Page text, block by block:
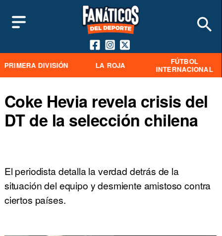
PRIMERA DIVISIÓN LA ROJA
FÚTBOL
INTERNACIONAL
Coke Hevia revela crisis del
DT de la selección chilena
El periodista detalla la verdad detrás de la
situación del equipo y desmiente amistoso contra
ciertos países.